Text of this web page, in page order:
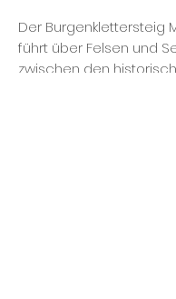
Der Burgenklettersteig
führt über Felsen und
zwischen den